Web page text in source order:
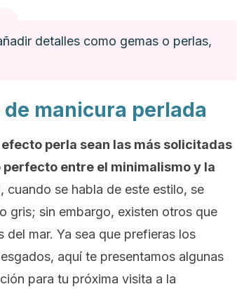
detalles como gemas o perlas,
manicura perlada
perla sean las más solicitadas
entre el minimalismo y la
cuando se habla de este estilo, se
gris; sin embargo, existen otros que
mar. Ya sea que prefieras los
aquí te presentamos algunas
para tu próxima visita a la